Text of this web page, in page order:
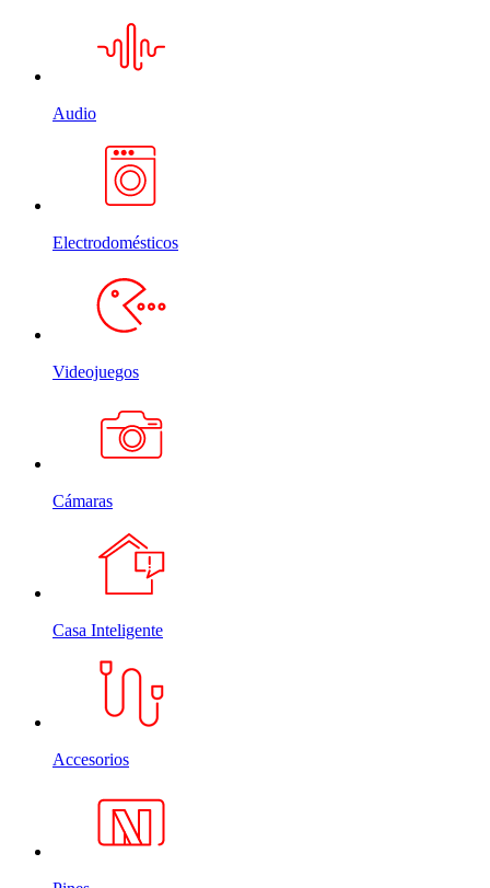
Audio
Electrodomésticos
Videojuegos
Cámaras
Casa Inteligente
Accesorios